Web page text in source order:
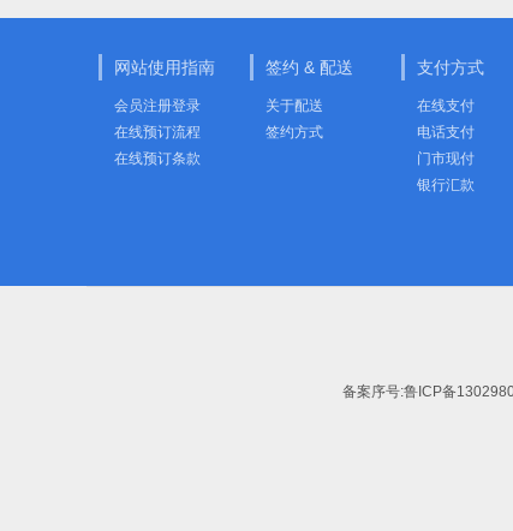
网站使用指南
会员注册登录
在线预订流程
在线预订条款
签约 & 配送
关于配送
签约方式
支付方式
在线支付
电话支付
门市现付
银行汇款
备案序号:鲁ICP备